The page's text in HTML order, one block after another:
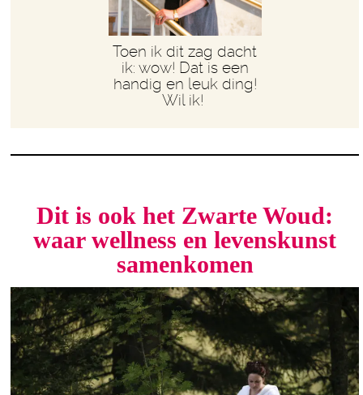
Toen ik dit zag dacht
ik: wow! Dat is een
handig en leuk ding!
Wil ik!
Dit is ook het Zwarte Woud:
waar wellness en levenskunst
samenkomen